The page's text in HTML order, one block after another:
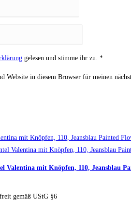
gelesen und stimme ihr zu. *
Website in diesem Browser für meinen
Valentina mit Knöpfen, 110, Jeansblau
gemäß UStG §6